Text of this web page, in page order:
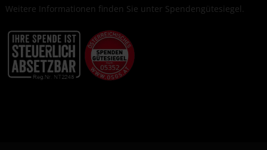
Weitere Informationen finden Sie unter Spendengütesiegel.